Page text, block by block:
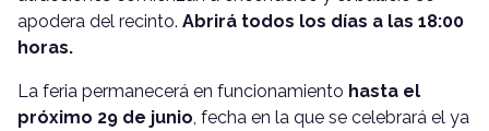
apodera del recinto. Abrirá todos los días a las 18:00
horas.
La feria permanecerá en funcionamiento hasta el
próximo 29 de junio, fecha en la que se celebrará el ya